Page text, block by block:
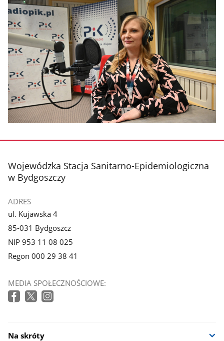
stopka
Wojewódzka Stacja Sanitarno-Epidemiologiczna
w Bydgoszczy
ADRES
ul. Kujawska 4
85-031 Bydgoszcz
NIP 953 11 08 025
Regon 000 29 38 41
MEDIA SPOŁECZNOŚCIOWE:
Na skróty